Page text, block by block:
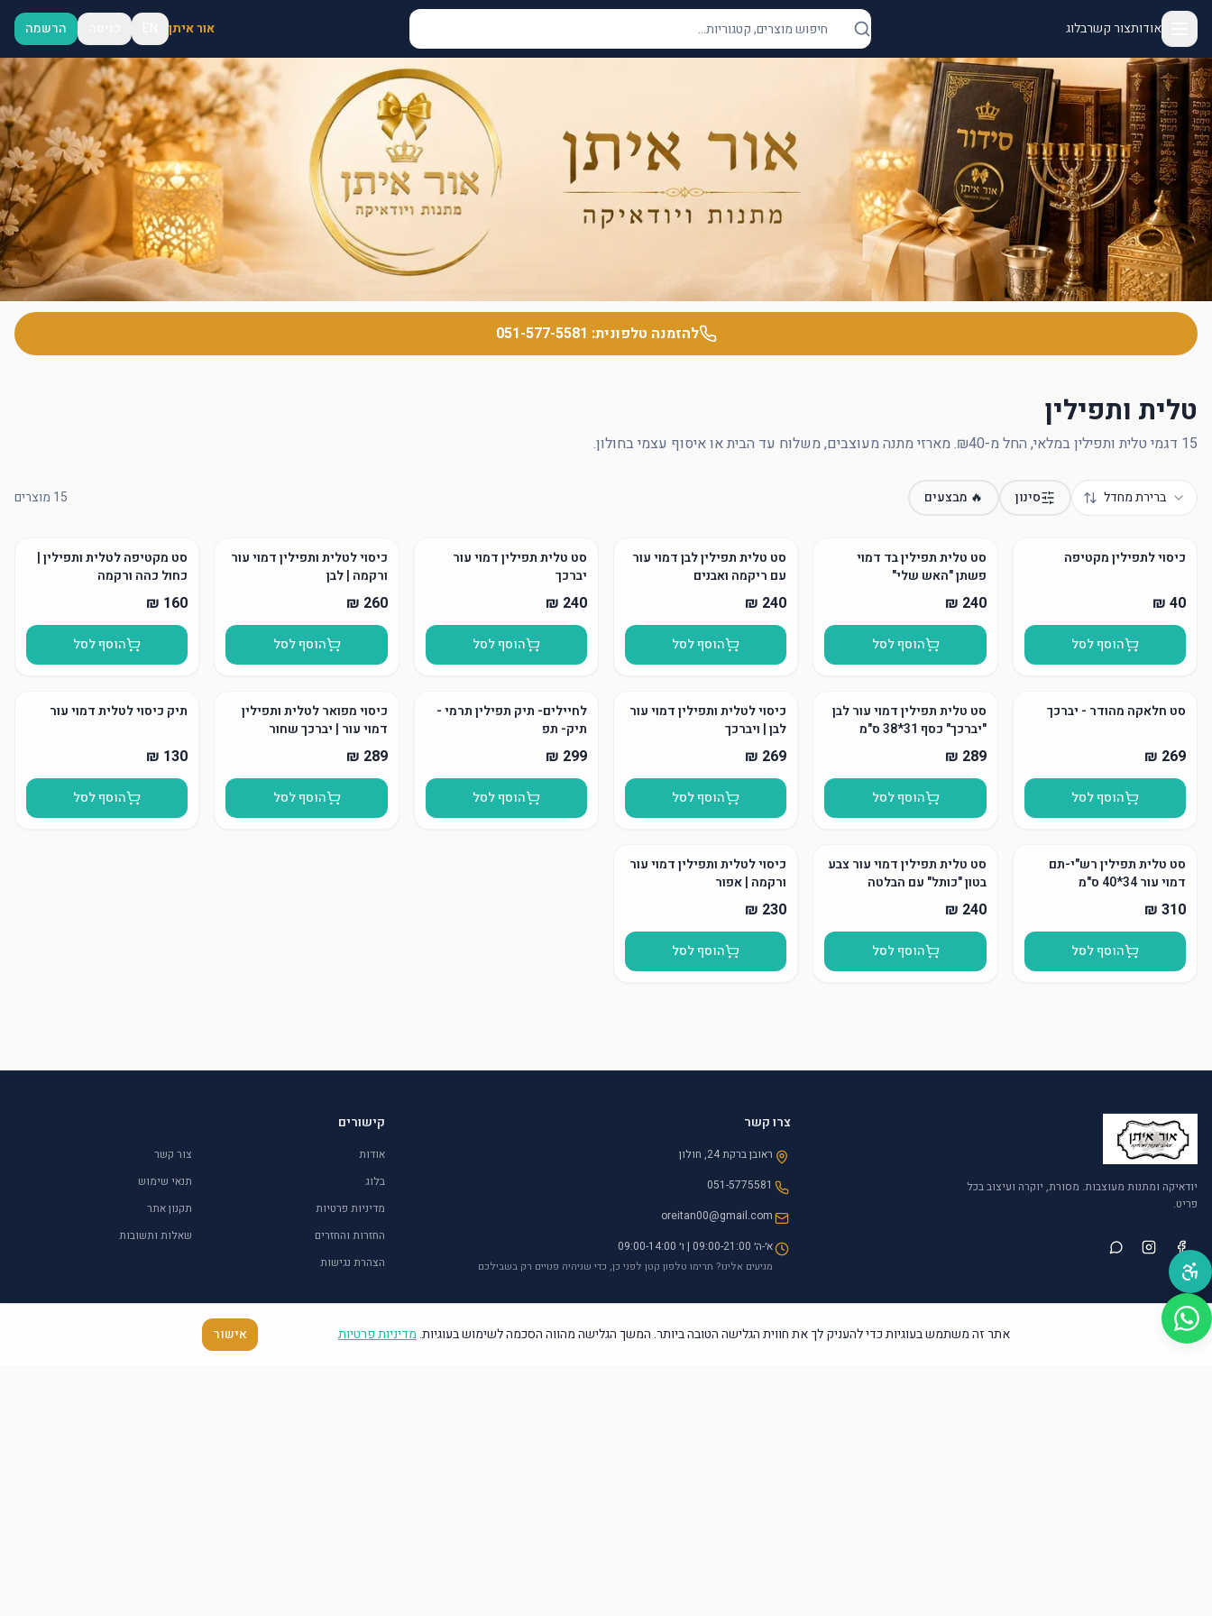
אודותצור קשרבלוג אור איתן הרשמה
להזמנה טלפונית: 051-577-5581
טלית ותפילין
15 דגמי טלית ותפילין במלאי, החל מ-₪40. מארזי מתנה מעוצבים, משלוח עד הבית או איסוף עצמי בחולון.
ברירת מחדל סינון 🔥 מבצעים 15 מוצרים
כיסוי לתפילין מקטיפה
הוסף לסל
סט טלית תפילין בד דמוי
פשתן "האש שלי"
‏240 ₪
הוסף לסל
סט טלית תפילין לבן דמוי עור
עם ריקמה ואבנים
הוסף לסל
סט טלית תפילין דמוי עור
יברכך
הוסף לסל
כיסוי לטלית ותפילין דמוי עור
ורקמה | לבן
‏260 ₪
הוסף לסל
סט מקטיפה לטלית ותפילין |
כחול כהה ורקמה
הוסף לסל
סט חלאקה מהודר - יברכך
הוסף לסל
סט טלית תפילין דמוי עור לבן
"יברכך" כסף 31*38 ס"מ
‏289 ₪
הוסף לסל
כיסוי לטלית ותפילין דמוי עור
לבן | ויברכך
הוסף לסל
לחיילים- תיק תפילין תרמי -
תיק- תפ
הוסף לסל
כיסוי מפואר לטלית ותפילין
דמוי עור | יברכך שחור
‏289 ₪
הוסף לסל
תיק כיסוי לטלית דמוי עור
הוסף לסל
סט טלית תפילין רש"י-תם
דמוי עור 34*40 ס"מ
הוסף לסל
סט טלית תפילין דמוי עור צבע
בטון "כותל" עם הבלטה
‏240 ₪
הוסף לסל
כיסוי לטלית ותפילין דמוי עור
ורקמה | אפור
הוסף לסל
יודאיקה ומתנות מעוצבות. מסורת, יוקרה ועיצוב בכל
פריט.
צרו קשר
ראובן ברקת 24, חולון
051-5775581
oreitan00@gmail.com
א׳-ה׳ 09:00-21:00 | ו׳ 09:00-14:00
מגיעים אלינו? תרימו טלפון קטן לפני כן, כדי שניהיה פנויים רק בשבילכם
קישורים
אודות
צור קשר
בלוג
תנאי שימוש
מדיניות פרטיות
תקנון אתר
החזרות והחזרים
שאלות ותשובות
הצהרת נגישות
©
2026 אור איתן – יודאיקה ומתנות. כל הזכויות שמורות.אתר זה משתמש בעוגיות כדי להעניק לך את חווית הגלישה הטובה ביותר. המשך הגלישה מהווה הסכמה לשימוש בעוגיות.מדיניות פרטיות אישור